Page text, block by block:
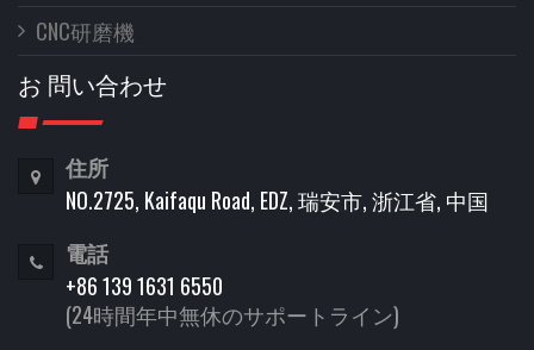
CNC研磨機
お 問い合わせ
住所
NO.2725, Kaifaqu Road, EDZ, 瑞安市, 浙江省, 中国
電話
+86 139 1631 6550
(24時間年中無休のサポートライン)